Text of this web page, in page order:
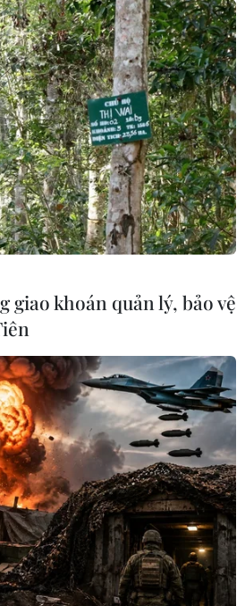
giao khoán quản lý, bảo vệ